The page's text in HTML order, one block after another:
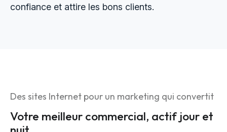
confiance et attire les bons clients.
Des sites Internet pour un marketing qui convertit
Votre meilleur commercial, actif jour et